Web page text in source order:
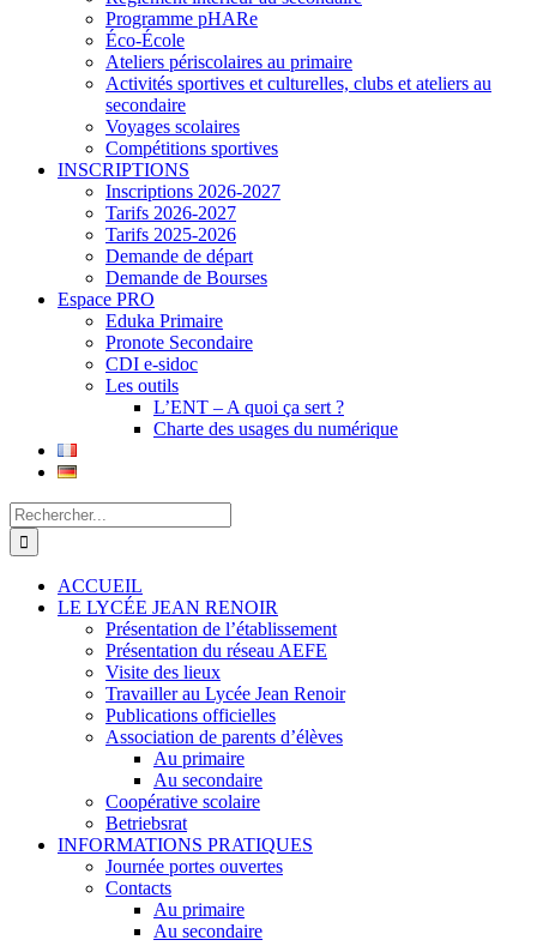
Programme pHARe
Éco-École
Ateliers périscolaires au primaire
Activités sportives et culturelles, clubs et ateliers au
secondaire
Voyages scolaires
Compétitions sportives
INSCRIPTIONS
Inscriptions 2026-2027
Tarifs 2026-2027
Tarifs 2025-2026
Demande de départ
Demande de Bourses
Espace PRO
Eduka Primaire
Pronote Secondaire
CDI e-sidoc
Les outils
L’ENT – A quoi ça sert ?
Charte des usages du numérique
Rechercher:
ACCUEIL
LE LYCÉE JEAN RENOIR
Présentation de l’établissement
Présentation du réseau AEFE
Visite des lieux
Travailler au Lycée Jean Renoir
Publications officielles
Association de parents d’élèves
Au primaire
Au secondaire
Coopérative scolaire
Betriebsrat
INFORMATIONS PRATIQUES
Journée portes ouvertes
Contacts
Au primaire
Au secondaire